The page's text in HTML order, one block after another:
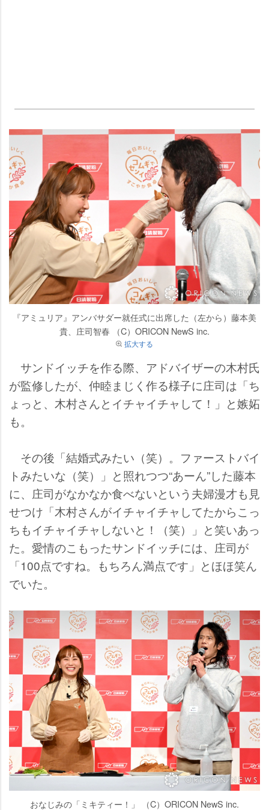
『アミュリア』アンバサダー就任式に出席した（左から）藤本美
貴、庄司智春 （C）ORICON NewS inc.
拡大する
サンドイッチを作る際、アドバイザーの木村氏
が監修したが、仲睦まじく作る様子に庄司は「ち
ょっと、木村さんとイチャイチャして！」と嫉妬
も。
その後「結婚式みたい（笑）。ファーストバイ
トみたいな（笑）」と照れつつ“あーん”した藤本
に、庄司がなかなか食べないという夫婦漫才も見
せつけ「木村さんがイチャイチャしてたからこっ
ちもイチャイチャしないと！（笑）」と笑いあっ
た。愛情のこもったサンドイッチには、庄司が
「100点ですね。もちろん満点です」とほほ笑ん
でいた。
おなじみの「ミキティー！」 （C）ORICON NewS inc.